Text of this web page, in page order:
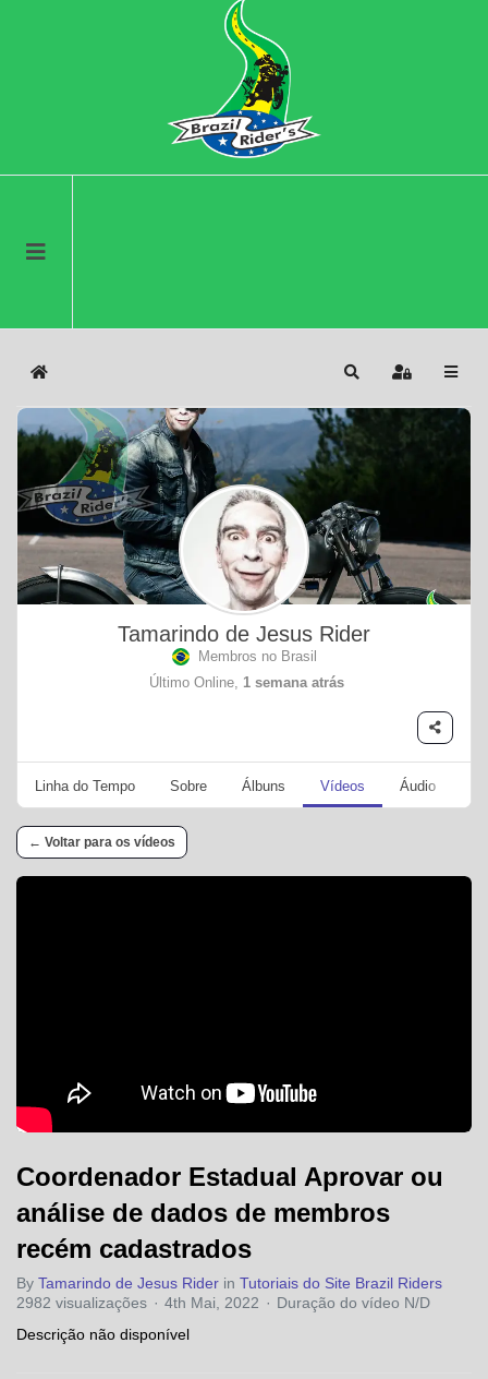
Home SearchSign In
Tamarindo de Jesus Rider
Membros no Brasil
Último Online, 1 semana atrás
Linha do Tempo Sobre Álbuns Vídeos Áudio
← Voltar para os vídeos
Coordenador Estadual Aprovar ou
análise de dados de membros
recém cadastrados
By Tamarindo de Jesus Rider in Tutoriais do Site Brazil Riders
2982 visualizações
4th Mai, 2022
Duração do vídeo N/D
Descrição não disponível